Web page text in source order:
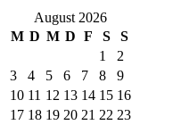
August 2026
M D M D F S S
1
2
3
4 5 6 7 8
9
10 11 12 13 14 15 16
17 18 19 20 21 22 23